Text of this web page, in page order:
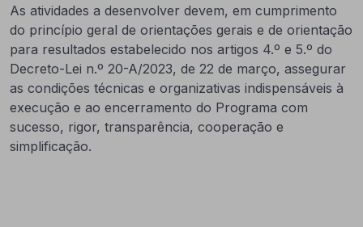
As atividades a desenvolver devem, em cumprimento
do princípio geral de orientações gerais e de orientação
para resultados estabelecido nos artigos 4.º e 5.º do
Decreto-Lei n.º 20-A/2023, de 22 de março, assegurar
as condições técnicas e organizativas indispensáveis à
execução e ao encerramento do Programa com
sucesso, rigor, transparência, cooperação e
simplificação.